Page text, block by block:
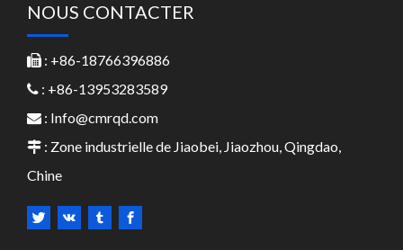
NOUS CONTACTER
 : +86-18766396886
 : +86-13953283589
 : Info@cmrqd.com
 : Zone industrielle de Jiaobei, Jiaozhou, Qingdao,
Chine